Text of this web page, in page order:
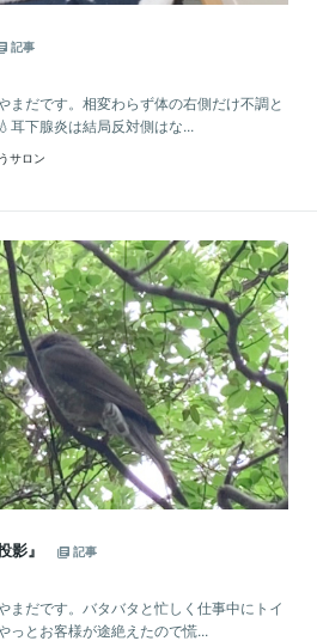
記事
まだです。相変わらず体の右側だけ不調と
耳下腺炎は結局反対側はな...
サロン
影』
記事
まだです。バタバタと忙しく仕事中にトイ
っとお客様が途絶えたので慌...